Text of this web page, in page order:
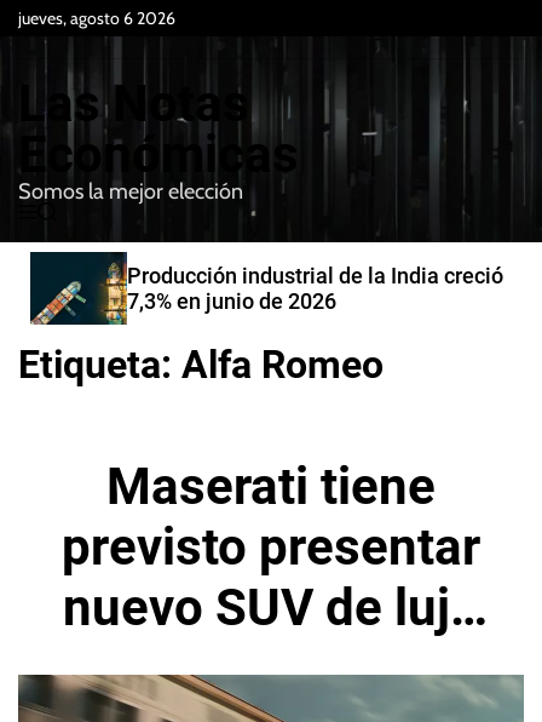
jueves, agosto 6 2026
Las Notas
Económicas
Somos la mejor elección
e
B
u
c
a
Producción industrial de la India creció
7,3% en junio de 2026
Etiqueta: Alfa Romeo
Maserati tiene
previsto presentar
nuevo SUV de lujo
el 22 de marzo